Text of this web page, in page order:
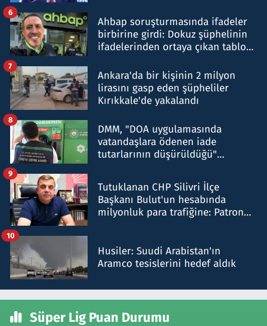
Ahbap soruşturmasında ifadeler
birbirine girdi: Dokuz şüphelinin
ifadelerinden ortaya çıkan tablo
6
Ankara'da bir kişinin 2 milyon
lirasını gasp eden şüpheliler
Kırıkkale'de yakalandı
7
DMM, "DOA uygulamasında
vatandaşlara ödenen iade
tutarlarının düşürüldüğü"
8
Tutuklanan CHP Silivri İlçe
Başkanı Bulut'un hesabında
milyonluk para trafiğine: Patron
9
Husiler: Suudi Arabistan'ın
Aramco tesislerini hedef aldık
10
Süper Lig Puan Durumu